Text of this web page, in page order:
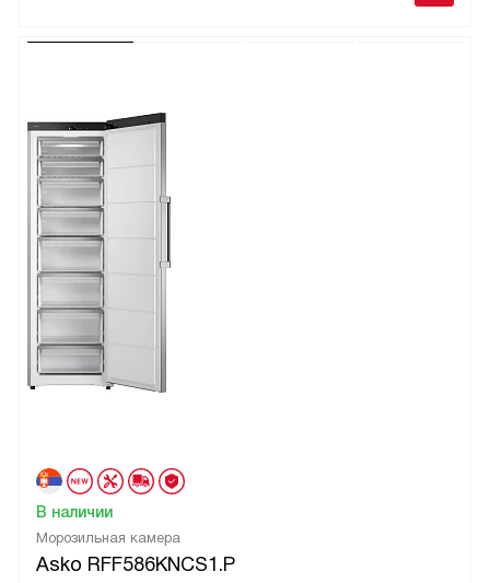
Морозильная камера
Asko RFF586KNCS1.P
В наличии